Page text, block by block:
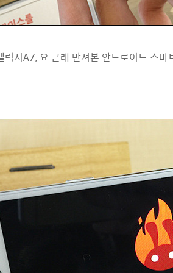
시A7, 요 근래 만져본 안드로이드 스마